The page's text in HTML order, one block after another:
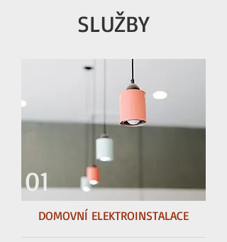
SLUŽBY
01
DOMOVNÍ ELEKTROINSTALACE